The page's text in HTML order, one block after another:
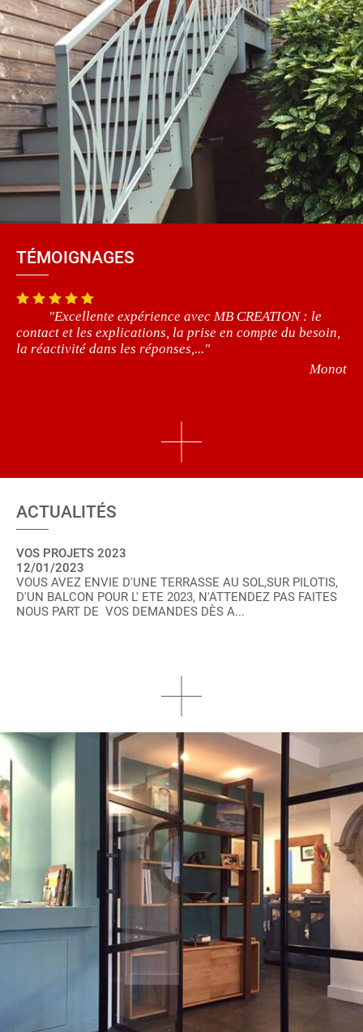
TÉMOIGNAGES
"Excellente expérience avec MB CREATION : le
contact et les explications, la prise en compte du besoin,
la réactivité dans les réponses,..."
Monot
ACTUALITÉS
VOS PROJETS 2023
12/01/2023
VOUS AVEZ ENVIE D'UNE TERRASSE AU SOL,SUR PILOTIS,
D'UN BALCON POUR L' ETE 2023, N'ATTENDEZ PAS FAITES
NOUS PART DE VOS DEMANDES DÈS A...